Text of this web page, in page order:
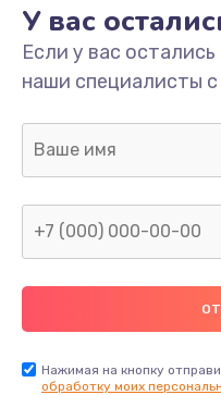
У вас
Если у вас
наши специалисты
Нажимая на кнопку
обработку моих